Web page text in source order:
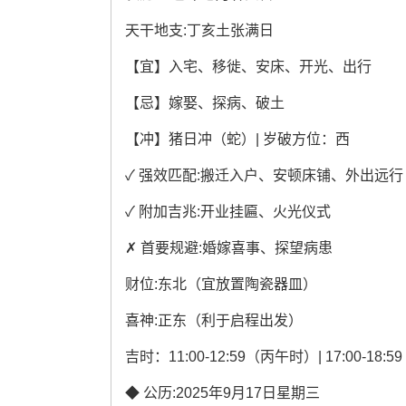
天干地支:丁亥土张满日
【宜】入宅、移徙、安床、开光、出行
【忌】嫁娶、探病、破土
【冲】猪日冲（蛇）| 岁破方位：西
✓ 强效匹配:搬迁入户、安顿床铺、外出远行
✓ 附加吉兆:开业挂匾、火光仪式
✗ 首要规避:婚嫁喜事、探望病患
财位:东北（宜放置陶瓷器皿）
喜神:正东（利于启程出发）
吉时：11:00-12:59（丙午时）| 17:00-18:59
◆ 公历:2025年9月17日星期三